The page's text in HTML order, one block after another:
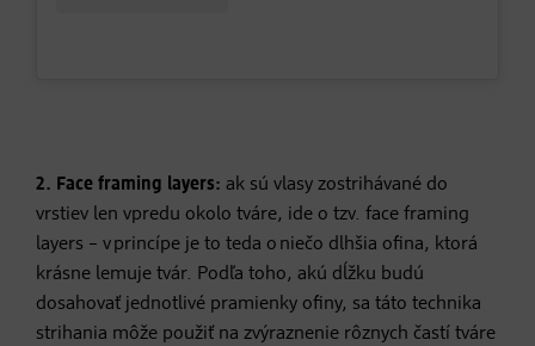
2. Face framing layers: ak sú vlasy zostrihávané do
vrstiev len vpredu okolo tváre, ide o tzv. face framing
layers – v princípe je to teda o niečo dlhšia ofina, ktorá
krásne lemuje tvár. Podľa toho, akú dĺžku budú
dosahovať jednotlivé pramienky ofiny, sa táto technika
strihania môže použiť na zvýraznenie rôznych častí tváre